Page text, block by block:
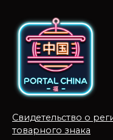
Свидетельство о
товарного знака